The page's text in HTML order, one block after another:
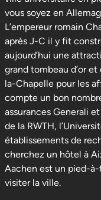
vous soyez en
L’empereur romain
après J-C il y fit
aujourd’hui une
grand tombeau d’or
la-Chapelle pour les
compte un bon
assurances Generali
de la RWTH,
établissements de
cherchez un hôtel à
Aachen est un pied-
visiter la ville.